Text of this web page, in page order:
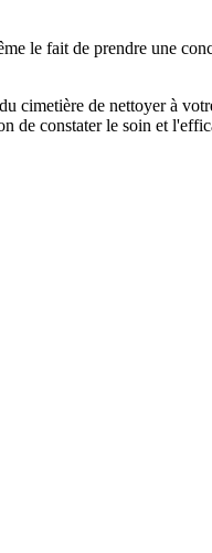
le fait de prendre une
cimetière de nettoyer à
de constater le soin et